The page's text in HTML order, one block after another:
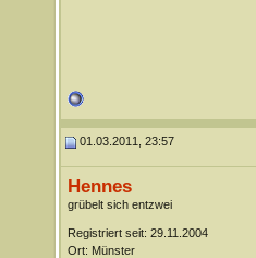
01.03.2011, 23:57
Hennes
grübelt sich entzwei
Registriert seit: 29.11.2004
Ort: Münster